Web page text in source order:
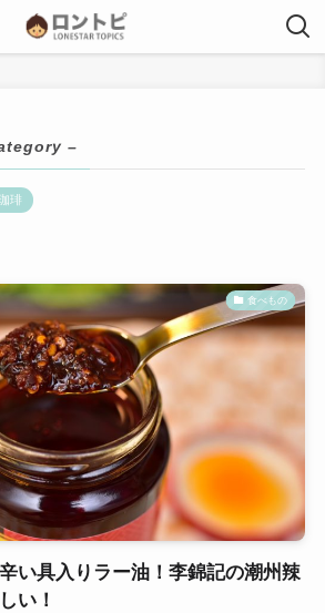
–
琲
食べもの
い具入りラー油！李錦記の潮州辣
い！